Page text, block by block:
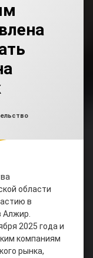
области
в
Алжир.
2025 года и
компаниям
рынка,